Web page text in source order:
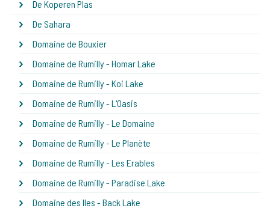
De Koperen Plas
De Sahara
Domaine de Bouxier
Domaine de Rumilly - Homar Lake
Domaine de Rumilly - Koi Lake
Domaine de Rumilly - L'Oasis
Domaine de Rumilly - Le Domaine
Domaine de Rumilly - Le Planète
Domaine de Rumilly - Les Erables
Domaine de Rumilly - Paradise Lake
Domaine des Iles - Back Lake